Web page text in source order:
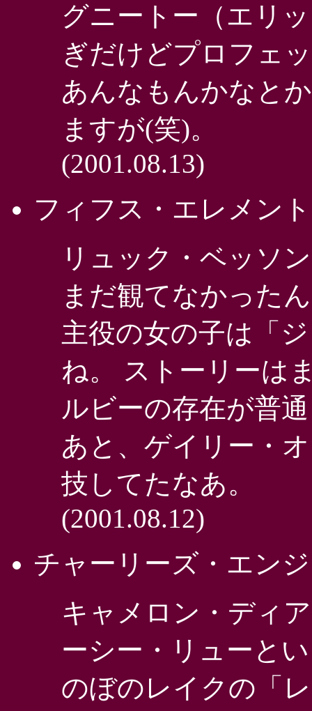
グニートー（エリ
ぎだけどプロフェ
あんなもんかなと
ますが(笑)。
(2001.08.13)
フィフス・エレメント
リュック・ベッソ
まだ観てなかった
主役の女の子は「
ね。 ストーリーは
ルビーの存在が普
あと、ゲイリー・
技してたなあ。
(2001.08.12)
チャーリーズ・エン
キャメロン・ディ
ーシー・リューと
のぼのレイクの「